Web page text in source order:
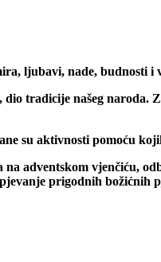
ljubavi, nade, budnosti i
tradicije našeg
su aktivnosti pomoću
adventskom vjenčiću,
prigodnih božićnih